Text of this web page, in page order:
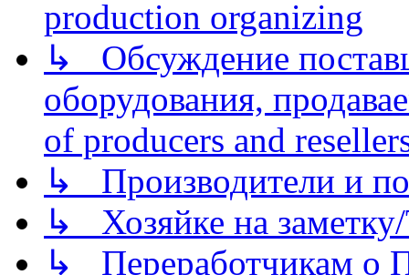
production organizing
↳ Обсуждение
оборудования,
of producers and
↳ Производители и
↳ Хозяйке на
↳ Переработчикам о